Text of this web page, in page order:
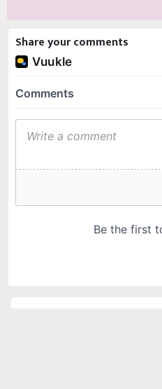
Share your comments